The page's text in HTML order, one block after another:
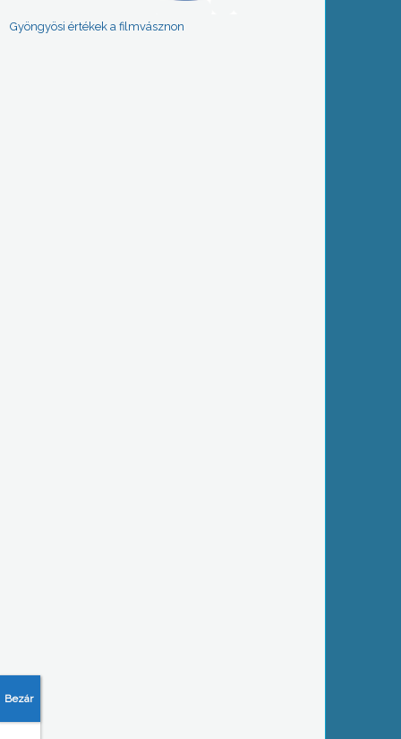
Gyöngyösi értékek a filmvásznon